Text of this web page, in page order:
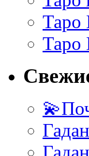
Таро
Таро